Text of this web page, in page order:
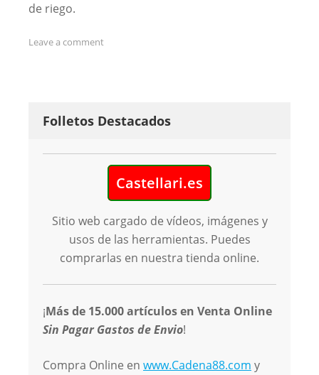
de riego.
Leave a comment
Folletos Destacados
Castellari.es
Sitio web cargado de vídeos, imágenes y
usos de las herramientas. Puedes
comprarlas en nuestra tienda online.
¡Más de 15.000 artículos en Venta Online
Sin Pagar Gastos de Envio!
Compra Online en www.Cadena88.com y